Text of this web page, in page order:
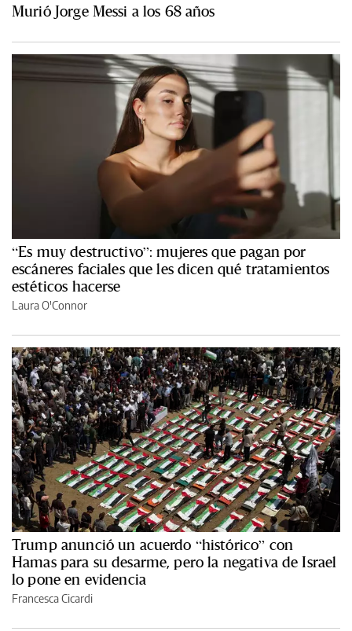
Murió Jorge Messi a los 68 años
“Es muy destructivo”: mujeres que pagan por
escáneres faciales que les dicen qué tratamientos
estéticos hacerse
Laura O'Connor
Trump anunció un acuerdo “histórico” con
Hamas para su desarme, pero la negativa de Israel
lo pone en evidencia
Francesca Cicardi